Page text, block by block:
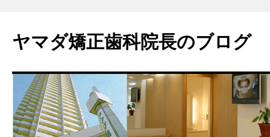
ヤマダ矯正歯科院長のブログ